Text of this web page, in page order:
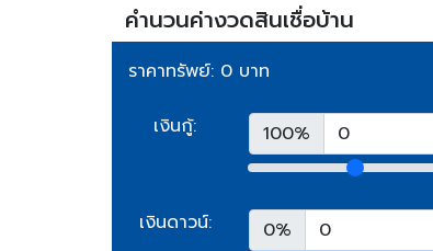
คำนวนค่างวดสินเชื่อบ้าน
ราคาทรัพย์: 0 บาท
เงินกู้: 100%
เงินดาวน์: 0%